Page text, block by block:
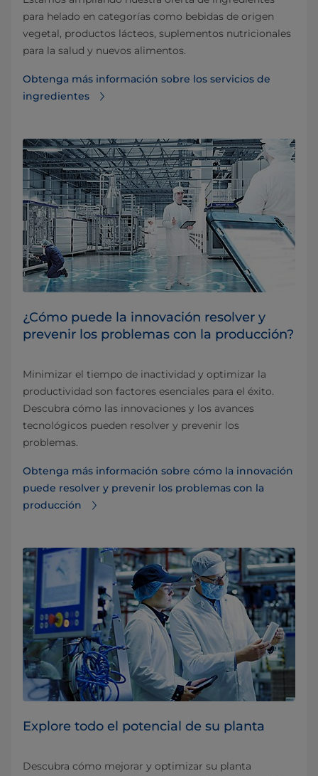
para helado en categorías como bebidas de origen
vegetal, productos lácteos, suplementos nutricionales
para la salud y nuevos alimentos.
Obtenga más información sobre los servicios de
ingredientes
¿Cómo puede la innovación resolver y
prevenir los problemas con la producción?
Minimizar el tiempo de inactividad y optimizar la
productividad son factores esenciales para el éxito.
Descubra cómo las innovaciones y los avances
tecnológicos pueden resolver y prevenir los
problemas.
Obtenga más información sobre cómo la innovación
puede resolver y prevenir los problemas con la
producción
Explore todo el potencial de su planta
Descubra cómo mejorar y optimizar su planta